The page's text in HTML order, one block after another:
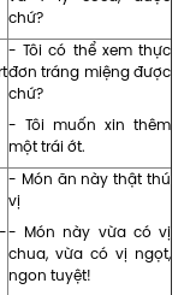
chứ?
- Tôi có thể xem thực
đơn tráng miệng được
chứ?
- Tôi muốn xin thêm
một trái ớt.
- Món ăn này thật thú
vị
- Món này vừa có vị
chua, vừa có vị ngọt,
ngon tuyệt!